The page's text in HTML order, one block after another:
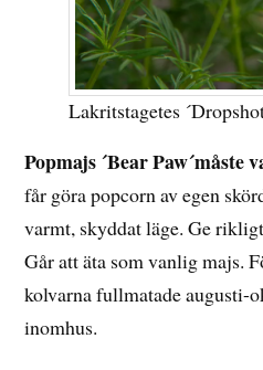
Lakritstagetes
Popmajs ´Bear Paw´måste
får göra popcorn av egen
varmt, skyddat läge. Ge
Går att äta som vanlig majs.
kolvarna fullmatade augusti-
inomhus.